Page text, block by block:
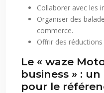
Collaborer avec les
Organiser des
commerce.
Offrir des
Le « waze
business » :
pour le